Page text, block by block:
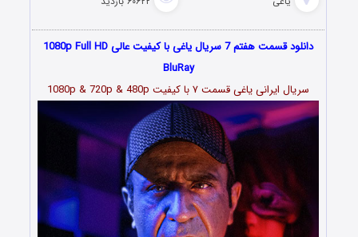
دانلود قسمت هفتم 7 سریال یاغی با کیفیت عالی 1080p Full HD
BluRay
سریال ایرانی یاغی قسمت۷با کیفیت 1080p & 720p & 480p